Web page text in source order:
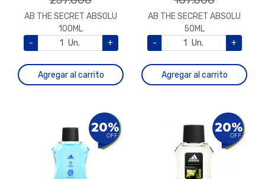
AB THE SECRET ABSOLU
100ML
-
Un. +
Agregar al carrito
AB THE SECRET ABSOLU
50ML
-
Un. +
Agregar al carrito
20%
OFF
20%
OFF